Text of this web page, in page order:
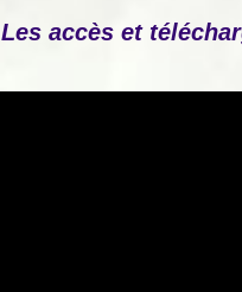
Les accès et